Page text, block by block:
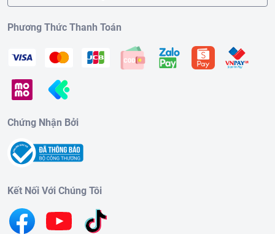
Phương Thức Thanh Toán
Chứng Nhận Bởi
Kết Nối Với Chúng Tôi